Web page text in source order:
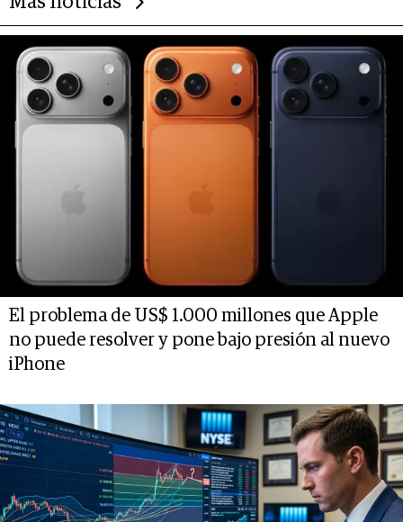
El problema de US$ 1.000 millones que Apple
no puede resolver y pone bajo presión al nuevo
iPhone